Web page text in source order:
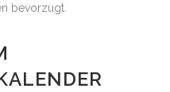
bevorzugt.